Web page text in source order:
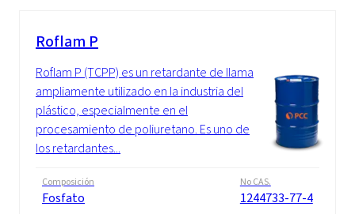
Roflam P
Roflam P (TCPP) es un retardante de llama
ampliamente utilizado en la industria del
plástico, especialmente en el
procesamiento de poliuretano. Es uno de
los retardantes...
Composición
Fosfato
No CAS.
1244733-77-4